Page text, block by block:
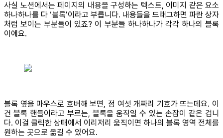
사실 노션에서는 페이지의 내용을 구성하는 텍스트, 이미지 같은 요소
하나하나를 다 ‘블록’이라고 부릅니다. 내용들을 드래그하면 파란 상자
처럼 보이는 부분들이 있죠? 이 부분들 하나하나가 각각 하나의 블록
이에요.
블록 옆을 마우스로 호버해 보면, 점 여섯 개짜리 기호가 뜨는데요. 이
건 블록 핸들이라고 부르는, 블록을 움직일 수 있는 손잡이 같은 겁니
다. 이걸 클릭한 상태에서 이리저리 움직이면 하나의 블록 영역 전체를
원하는 곳으로 옮길 수 있어요.